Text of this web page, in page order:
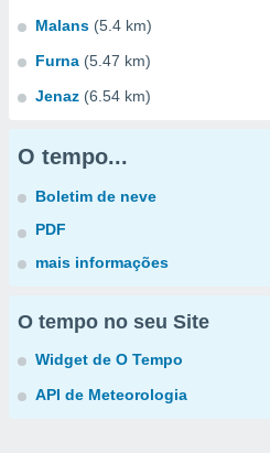
Malans (5.4 km)
Furna (5.47 km)
Jenaz (6.54 km)
O tempo...
Boletim de neve
PDF
mais informações
O tempo no seu Site
Widget de O Tempo
API de Meteorologia